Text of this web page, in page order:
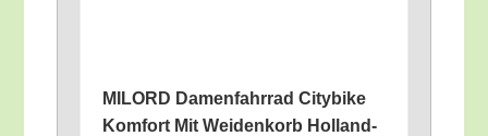
MILORD Damen­fahr­rad City­bike
Kom­fort Mit Wei­den­korb Hol­land­